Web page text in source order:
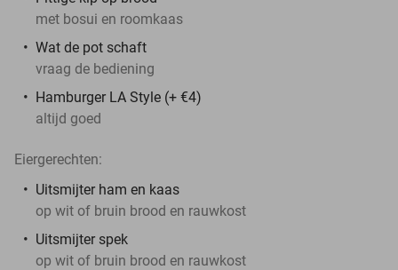
met bosui en roomkaas
Wat de pot schaft
vraag de bediening
Hamburger LA Style (+ €4)
altijd goed
Eiergerechten:
Uitsmijter ham en kaas
op wit of bruin brood en rauwkost
Uitsmijter spek
op wit of bruin brood en rauwkost